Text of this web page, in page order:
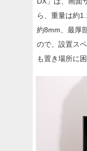
ら、重量は約
約8mm、最厚
ので、設置ス
も置き場所に